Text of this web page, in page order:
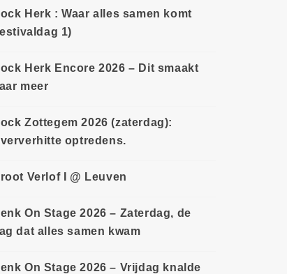
Herk : Waar alles samen komt
1)
Herk Encore 2026 – Dit smaakt
meer
Zottegem 2026 (zaterdag):
optredens.
Verlof I @ Leuven
On Stage 2026 – Zaterdag, de
dat alles samen kwam
On Stage 2026 – Vrijdag knalde